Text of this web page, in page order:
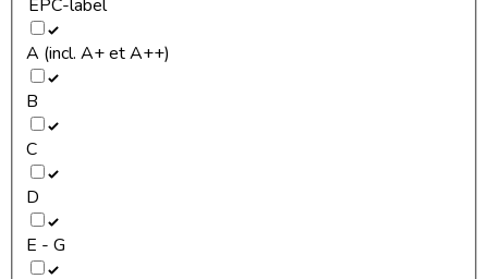
EPC-label
A (incl. A+ et A++)
B
C
D
E - G